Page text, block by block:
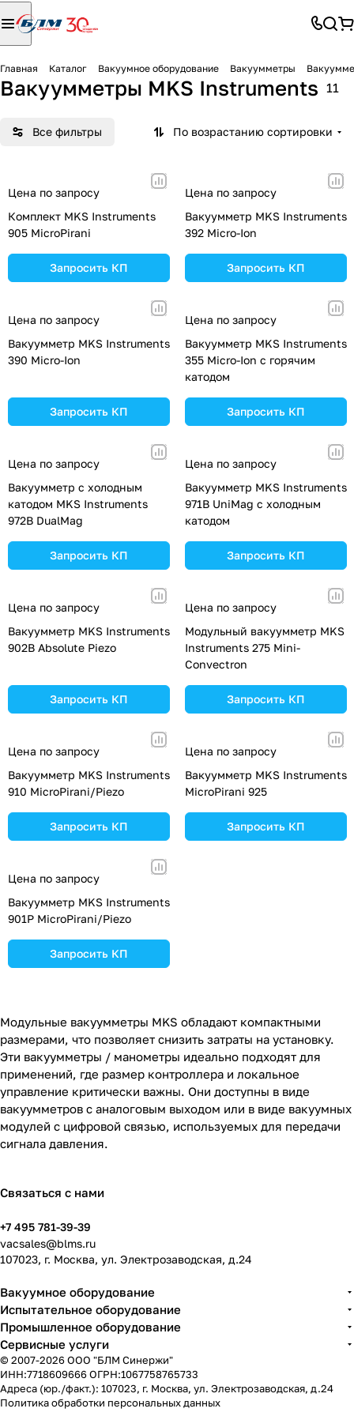
Главная Каталог Вакуумное оборудование Вакуумметры
Вакуумметры MKS Instruments 11
Все фильтры По возрастанию сортировки
Цена по запросу
Комплект MKS Instruments
905 MicroPirani
Запросить КП
Цена по запросу
Вакуумметр MKS Instruments
392 Micro-Ion
Запросить КП
Цена по запросу
Вакуумметр MKS Instruments
390 Micro-Ion
Запросить КП
Цена по запросу
Вакуумметр MKS Instruments
355 Micro-Ion с горячим
катодом
Запросить КП
Цена по запросу
Вакуумметр с холодным
катодом MKS Instruments
972B DualMag
Запросить КП
Цена по запросу
Вакуумметр MKS Instruments
971B UniMag с холодным
катодом
Запросить КП
Цена по запросу
Вакуумметр MKS Instruments
902B Absolute Piezo
Запросить КП
Цена по запросу
Модульный вакуумметр MKS
Instruments 275 Mini-
Convectron
Запросить КП
Цена по запросу
Вакуумметр MKS Instruments
910 MicroPirani/Piezo
Запросить КП
Цена по запросу
Вакуумметр MKS Instruments
MicroPirani 925
Запросить КП
Цена по запросу
Вакуумметр MKS Instruments
901P MicroPirani/Piezo
Запросить КП
Модульные вакуумметры MKS обладают компактными
размерами, что позволяет снизить затраты на установку.
Эти вакуумметры / манометры идеально подходят для
применений, где размер контроллера и локальное
управление критически важны. Они доступны в виде
вакуумметров с аналоговым выходом или в виде вакуумных
модулей с цифровой связью, используемых для передачи
сигнала давления.
Связаться с нами
+7 495 781-39-39
vacsales@blms.ru
107023, г. Москва, ул. Электрозаводская, д.24
Вакуумное оборудование
Испытательное оборудование
Промышленное оборудование
Сервисные услуги
© 2007-2026 ООО "БЛМ Синержи"
ИНН:7718609666 ОГРН:1067758765733
Адреса (юр./факт.): 107023, г. Москва, ул. Электрозаводская, д.24
Политика обработки персональных данных